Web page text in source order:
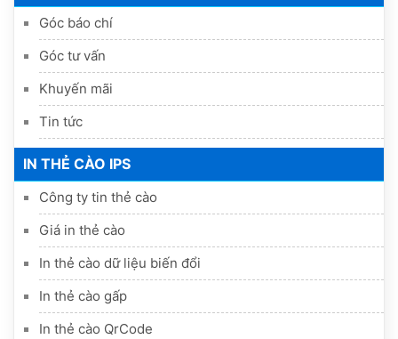
Góc báo chí
Góc tư vấn
Khuyến mãi
Tin tức
IN THẺ CÀO IPS
Công ty tin thẻ cào
Giá in thẻ cào
In thẻ cào dữ liệu biến đổi
In thẻ cào gấp
In thẻ cào QrCode